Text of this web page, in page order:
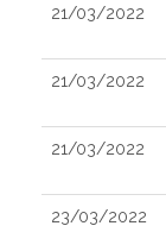
21/03/2022
21/03/2022
21/03/2022
23/03/2022